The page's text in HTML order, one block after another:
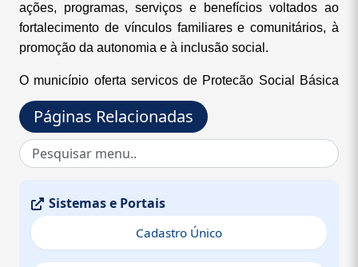
ações, programas, serviços e benefícios voltados ao
fortalecimento de vínculos familiares e comunitários, à
promoção da autonomia e à inclusão social.
O município oferta serviços de Proteção Social Básica
por meio do Centro de Referência de Assistência Social
(CRAS), que executa o Serviço de Proteção e
Atendimento Integral à Família (PAIF), responsável pelo
acompanhamento socioassistencial das famílias, bem
de Convivência e Fortalecimento de Vínculos (SCFV),
contribuindo para a prevenção de situações de risco
social.No âmbito da Proteção Social Especial, o
município conta com o Departamento de Proteção
Páginas Relacionadas
Sistemas e Portais
Cadastro Único